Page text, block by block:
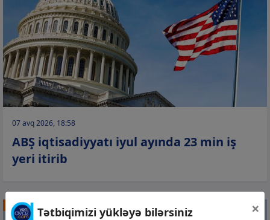
07 avq 2026, 18:58
ABŞ iqtisadiyyatı iyul ayında 23 min iş
yeri itirib
DÜNYA Tətbiqimizi yükləyə bilərsiniz ×